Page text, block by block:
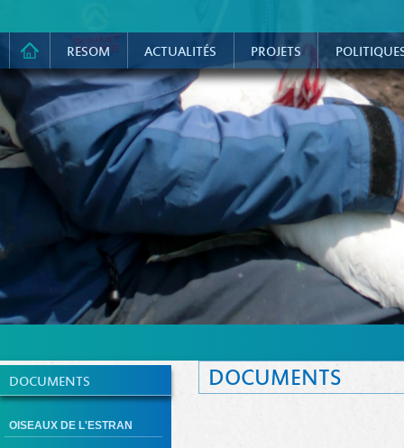
RESOM ACTUALITÉS PROJETS
DOCUMENTS
OISEAUX DE L'ESTRAN
DOCUMENTS